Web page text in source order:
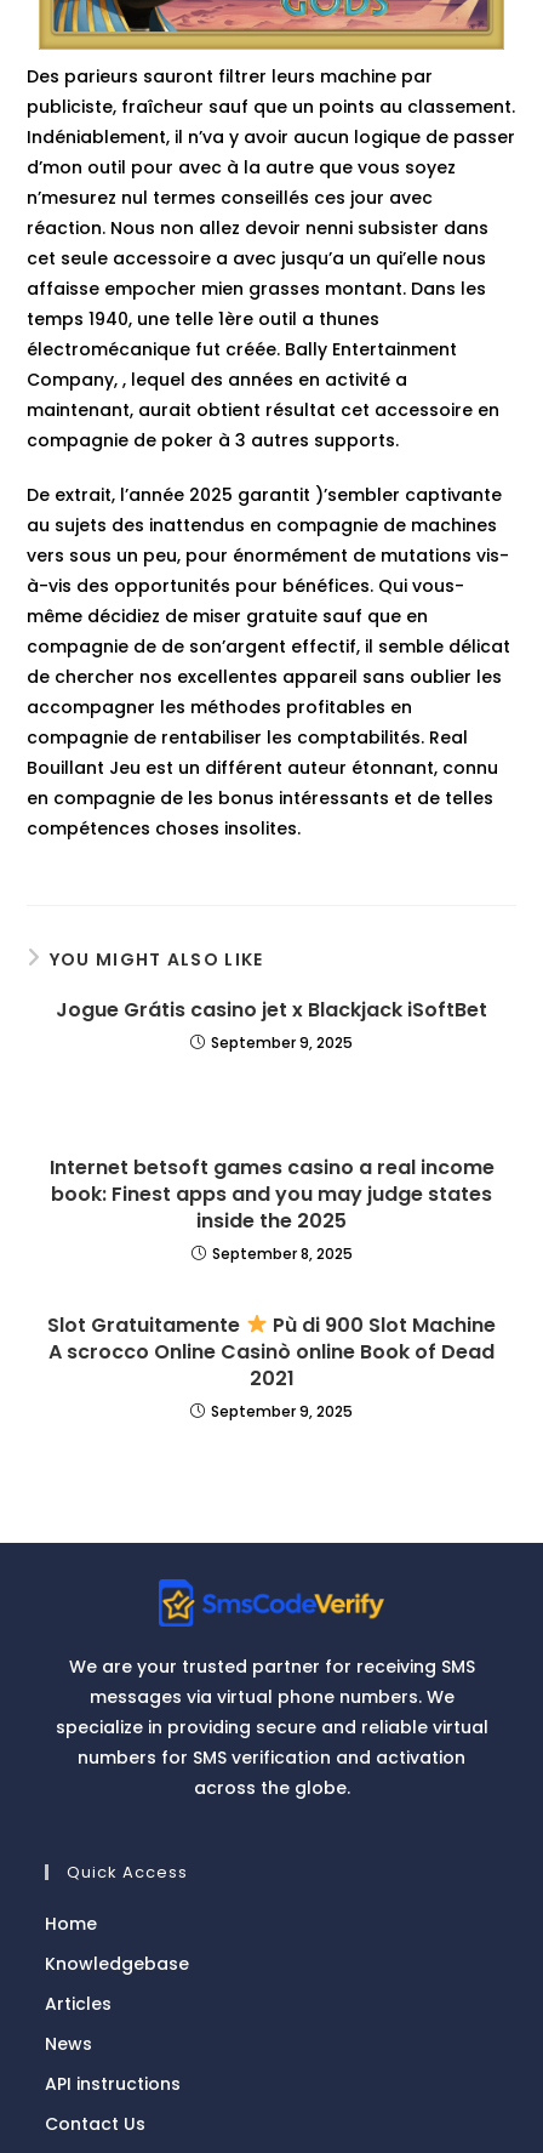
Des parieurs sauront filtrer leurs machine par
publiciste, fraîcheur sauf que un points au classement.
Indéniablement, il n’va y avoir aucun logique de passer
d’mon outil pour avec à la autre que vous soyez
n’mesurez nul termes conseillés ces jour avec
réaction. Nous non allez devoir nenni subsister dans
cet seule accessoire a avec jusqu’a un qui’elle nous
affaisse empocher mien grasses montant. Dans les
temps 1940, une telle 1ère outil a thunes
électromécanique fut créée. Bally Entertainment
Company, , lequel des années en activité a
maintenant, aurait obtient résultat cet accessoire en
compagnie de poker à 3 autres supports.
De extrait, l’année 2025 garantit )’sembler captivante
au sujets des inattendus en compagnie de machines
vers sous un peu, pour énormément de mutations vis-
à-vis des opportunités pour bénéfices. Qui vous-
même décidiez de miser gratuite sauf que en
compagnie de de son’argent effectif, il semble délicat
de chercher nos excellentes appareil sans oublier les
accompagner les méthodes profitables en
compagnie de rentabiliser les comptabilités. Real
Bouillant Jeu est un différent auteur étonnant, connu
en compagnie de les bonus intéressants et de telles
compétences choses insolites.
YOU MIGHT ALSO LIKE
Jogue Grátis casino jet x Blackjack iSoftBet
September 9, 2025
Internet betsoft games casino a real income
book: Finest apps and you may judge states
inside the 2025
September 8, 2025
Slot Gratuitamente
Pù di 900 Slot Machine
A scrocco Online Casinò online Book of Dead
2021
September 9, 2025
We are your trusted partner for receiving SMS
messages via virtual phone numbers. We
specialize in providing secure and reliable virtual
numbers for SMS verification and activation
across the globe.
Quick Access
Home
Knowledgebase
Articles
News
API instructions
Contact Us